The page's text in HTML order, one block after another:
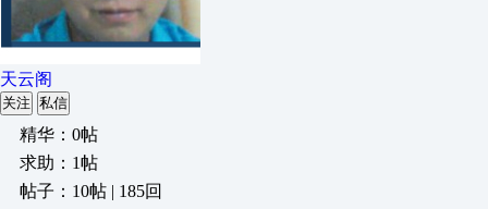
天云阁
关注 私信
精华：0帖
求助：1帖
帖子：10帖 | 185回